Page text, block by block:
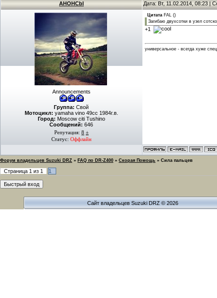
AHOHCbI Дата: Вт, 11.02.2014, 08:23 |
Announcements
Группа: Свой
Мотоцикл: yamaha vino 49cc 1984г.в.
Город: Moscow citi Tushino
Сообщений: 646
Репутация: 8 ±
Статус: Оффлайн
Цитата FAL ()
Загибаю двухсотки в узел
+1
универсальное - всегда хуже
Форум владельцев Suzuki DRZ » FAQ по DR-Z400 » Скорая Помощь » Сила пальцев
Страница 1 из 1 1
Сайт владельцев Suzuki DRZ © 2026